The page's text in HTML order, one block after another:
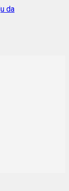
da